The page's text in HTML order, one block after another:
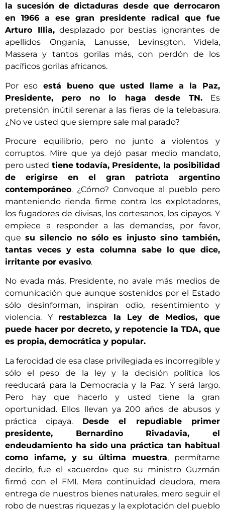
la sucesión de dictaduras desde que derrocaron
en 1966 a ese gran presidente radical que fue
Arturo Illia,desplazado por bestias ignorantes de
apellidos Onganía, Lanusse, Levinsgton, Videla,
Massera y tantos gorilas más, con perdón de los
pacíficos gorilas africanos.
Por esoestá bueno que usted llame a la Paz,
Presidente, pero no lo haga desde TN.Es
pretensión inútil serenar a las fieras de la telebasura.
¿No ve usted que siempre sale mal parado?
Procure equilibrio, pero no junto a violentos y
corruptos. Mire que ya dejó pasar medio mandato,
pero usted tiene todavía, Presidente, la posibilidad
de erigirse en el gran patriota argentino
contemporáneo. ¿Cómo? Convoque al pueblo pero
manteniendo rienda firme contra los explotadores,
los fugadores de divisas, los cortesanos, los cipayos. Y
empiece a responder a las demandas, por favor,
que su silencio no sólo es injusto sino también,
tantas veces y esta columna sabe lo que dice,
irritante por evasivo.
No evada más, Presidente, no avale más medios de
comunicación que aunque sostenidos por el Estado
sólo desinforman, inspiran odio, resentimiento y
violencia. Y restablezca la Ley de Medios, que
puede hacer por decreto, y repotencie la TDA, que
es propia, democrática y popular.
La ferocidad de esa clase privilegiada es incorregible y
sólo el peso de la ley y la decisión política los
reeducará para la Democracia y la Paz. Y será largo.
Pero hay que hacerlo y usted tiene la gran
oportunidad. Ellos llevan ya 200 años de abusos y
práctica cipaya. Desde el repudiable primer
presidente, Bernardino Rivadavia, el
endeudamiento ha sido una práctica tan habitual
como infame, y su última muestra, permítame
decirlo, fue el «acuerdo» que su ministro Guzmán
firmó con el FMI. Mera continuidad deudora, mera
entrega de nuestros bienes naturales, mero seguir el
robo de nuestras riquezas y la explotación del pueblo